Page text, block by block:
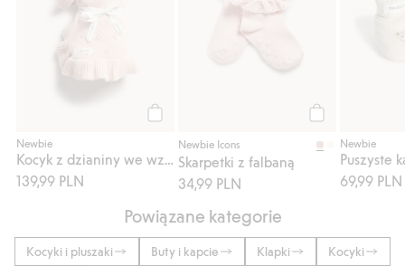
Newbie
139,99 PLN
Newbie Icons
Skarpetki z falbaną
34,99 PLN
Newbie
Puszyste
69,99 PLN
Powiązane kategorie
Kocyki i pluszaki Buty i kapcie Klapki
Kocyki